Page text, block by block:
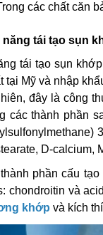
các chất căn
tái tạo sụn
tái tạo sụn
tại Mỹ và nhập
đây là công
các thành phần
D-calcium,
thành phần cấu
chondroitin và
khớp và kích